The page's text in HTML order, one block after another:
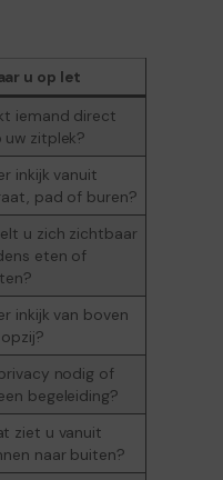
u op let
iemand direct
uw zitplek?
inkijk vanuit
pad of buren?
u zich zichtbaar
eten of
inkijk van boven
nodig of
begeleiding?
ziet u vanuit
naar buiten?